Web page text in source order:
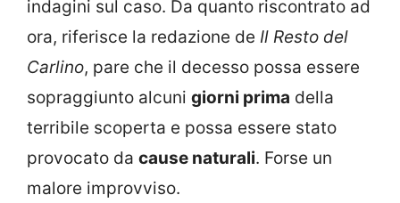
indagini sul caso. Da quanto riscontrato ad
ora, riferisce la redazione de Il Resto del
Carlino, pare che il decesso possa essere
sopraggiunto alcuni giorni prima della
terribile scoperta e possa essere stato
provocato da cause naturali. Forse un
malore improvviso.